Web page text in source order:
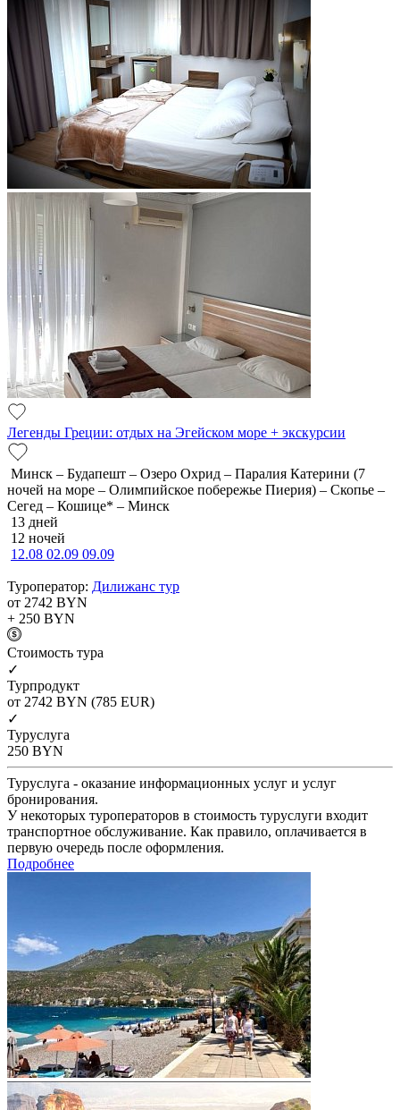
Легенды Греции: отдых на Эгейском море + экскурсии
Минск – Будапешт – Озеро Охрид – Паралия Катерини (7
ночей на море – Олимпийское побережье Пиерия) – Скопье –
Сегед – Кошице* – Минск
13 дней
12 ночей
12.08 02.09 09.09
Туроператор: Дилижанс тур
от 2742 BYN
+ 250 BYN
Cтоимость тура
✓
Турпродукт
от 2742 BYN (785 EUR)
✓
Туруслуга
250 BYN
Туруслуга - оказание информационных услуг и услуг
бронирования.
У некоторых туроператоров в стоимость туруслуги входит
транспортное обслуживание. Как правило, оплачивается в
первую очередь после оформления.
Подробнее